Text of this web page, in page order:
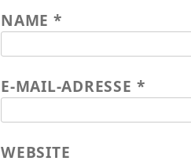
NAME *
E-MAIL-ADRESSE *
WEBSITE